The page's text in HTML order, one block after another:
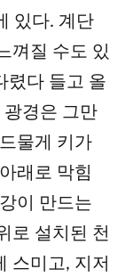
있다. 계단
껴질 수도 있
렸다 들고 올
광경은 그만
물게 키가
래로 막힘
이 만드는
로 설치된 천
스미고, 지저